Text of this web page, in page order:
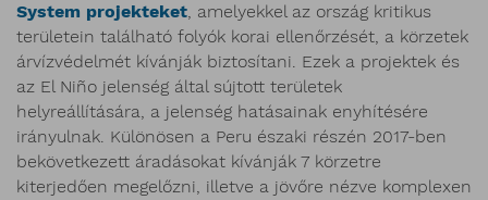
System projekteket, amelyekkel az ország kritikus
területein található folyók korai ellenőrzését, a körzetek
árvízvédelmét kívánják biztosítani. Ezek a projektek és
az El Niño jelenség által sújtott területek
helyreállítására, a jelenség hatásainak enyhítésére
irányulnak. Különösen a Peru északi részén 2017-ben
bekövetkezett áradásokat kívánják 7 körzetre
kiterjedően megelőzni, illetve a jövőre nézve komplexen